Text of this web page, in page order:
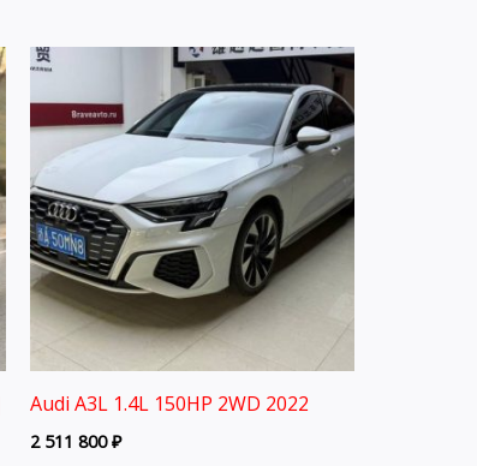
Audi A3L 1.4L 150HP 2WD 2022
2 511 800₽